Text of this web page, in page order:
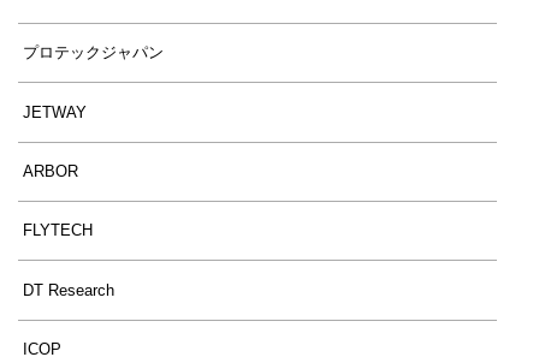
プロテックジャパン
JETWAY
ARBOR
FLYTECH
DT Research
ICOP